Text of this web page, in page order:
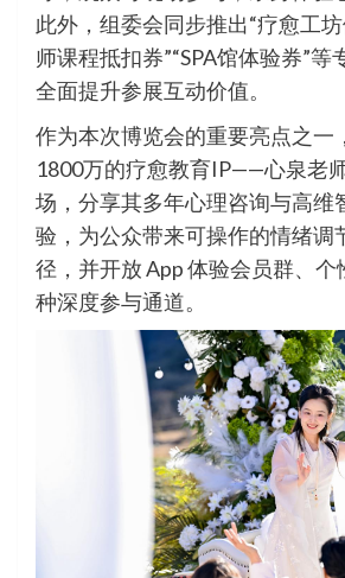
此外，组委会同步推出“疗愈工
师课程抵扣券”“SPA馆体验券”等
全面提升参展互动价值。
作为本次博览会的重要亮点之一
1800万的疗愈教育IP——心泉老
场，分享其多年心理咨询与高维
验，为公众带来可操作的情绪调
径，并开放 App 体验会员群、个
种深度参与通道。